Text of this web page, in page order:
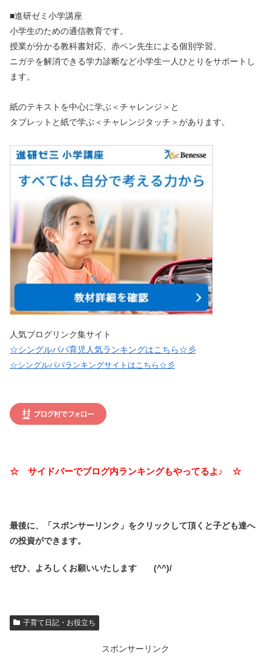
■進研ゼミ小学講座
小学生のための通信教育です。
授業が分かる教科書対応、赤ペン先生による個別学習、
ニガテを解消できる学力診断など小学生一人ひとりをサポートし
ます。
紙のテキストを中心に学ぶ＜チャレンジ＞と
タブレットと紙で学ぶ＜チャレンジタッチ＞があります。
人気ブログリンク集サイト
☆シングルパパ育児人気ランキングはこちら☆彡
☆シングルパパランキングサイトはこちら☆彡
☆ サイドバーでブログ内ランキングもやってるよ♪ ☆
最後に、「スポンサーリンク」をクリックして頂くと子ども達へ
の投資ができます。
ぜひ、よろしくお願いいたします (^^)/
子育て日記・お役立ち
スポンサーリンク